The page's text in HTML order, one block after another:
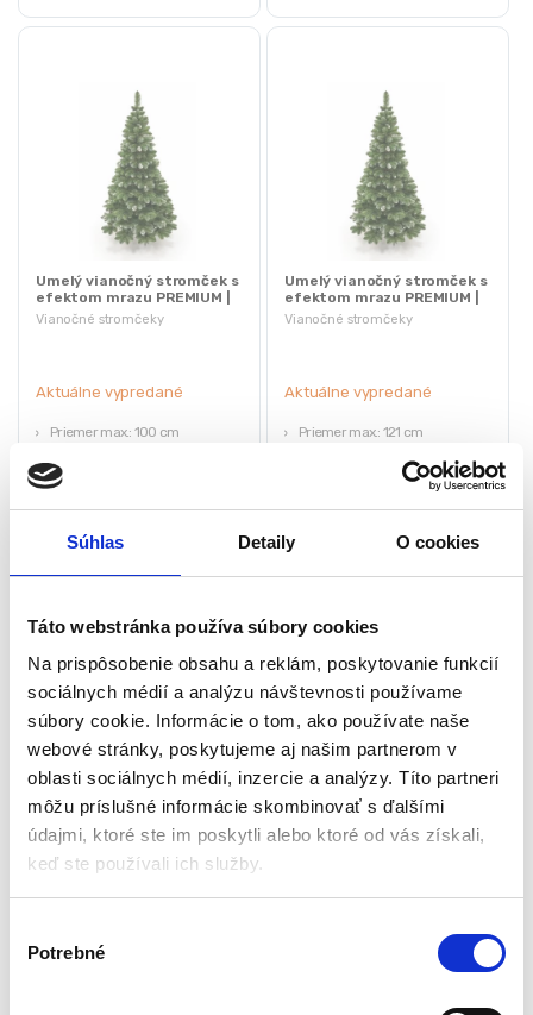
Súhlas Detaily O cookies
Táto webstránka používa súbory cookies
Na prispôsobenie obsahu a reklám, poskytovanie funkcií
sociálnych médií a analýzu návštevnosti používame
súbory cookie. Informácie o tom, ako používate naše
webové stránky, poskytujeme aj našim partnerom v
oblasti sociálnych médií, inzercie a analýzy. Títo partneri
môžu príslušné informácie skombinovať s ďalšími
údajmi, ktoré ste im poskytli alebo ktoré od vás získali,
keď ste používali ich služby.
Potrebné
Vianočné stromčeky
Umelý vianočný stromček s
efektom mrazu PREMIUM |
1.6m
Aktuálne vypredané
Priemer max.: 100 cm
Stojan: kovový
36,75€
★★★★★
Vianočné stromčeky
Umelý vianočný stromček s
efektom mrazu PREMIUM |
1.9m
Aktuálne vypredané
Priemer max.: 121 cm
68,25€
105,00
★★★★★
Umelý vianočný stromček –
Umelý vianočný stromček
PREMIUM DIAMOND | 1.8m